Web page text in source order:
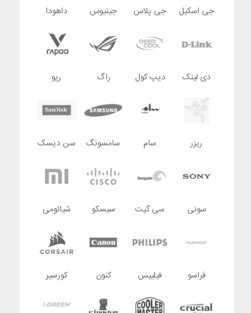
جی اسکیل جی پلاس جینیوس داهودا
دی لینک دیپ کول راگ رپو
ریزر سام سامسونگ سن دیسک
سونی سی گیت سیسکو شیائومی
فراسو فیلیپس کنون کورسیر